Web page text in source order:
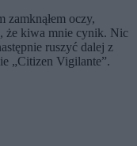
zamknąłem oczy,
że kiwa mnie cynik. Nic
ruszyć dalej z
„Citizen Vigilante”.